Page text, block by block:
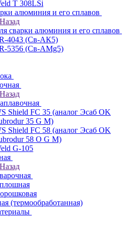
T 308LSi
алюминия и его сплавов
Назад
сварки алюминия и его сплавов
4043 (Св-АК5)
5356 (Св-АМg5)
Назад
Shield FC 35 (аналог Эсаб OK
35 G M)
Shield FC 58 (аналог Эсаб OK
58 O G M)
G-105
Назад
(термообработанная)